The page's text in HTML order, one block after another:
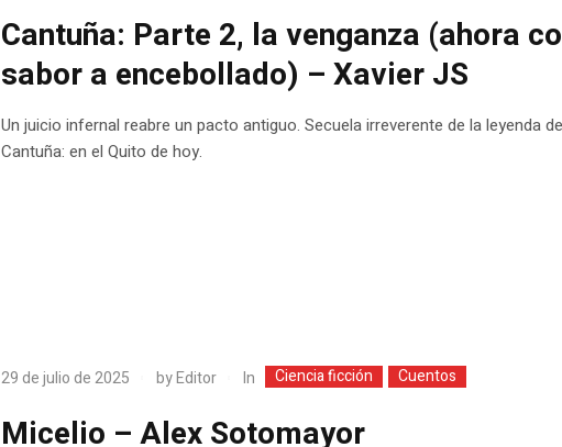
Cantuña: Parte 2, la venganza (ahora
sabor a encebollado) – Xavier JS
Un juicio infernal reabre un pacto antiguo. Secuela irreverente de la leyenda
Cantuña: en el Quito de hoy.
29 de julio de 2025 byEditor In Ciencia ficción Cuentos
Micelio – Alex Sotomayor